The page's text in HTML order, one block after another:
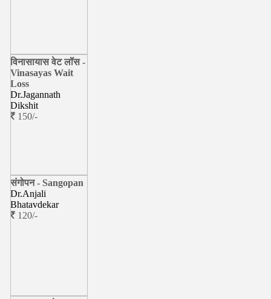
विनासायास वेट लॉस -
Vinasayas Wait
Loss
Dr.Jagannath
Dikshit
150/-
संगोपन - Sangopan
Dr.Anjali
Bhatavdekar
120/-